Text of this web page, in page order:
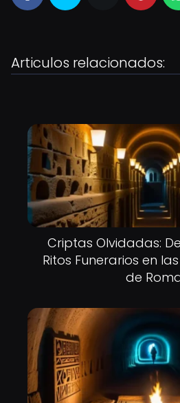
Articulos relacionados:
Criptas Olvidadas:
Ritos Funerarios en
de